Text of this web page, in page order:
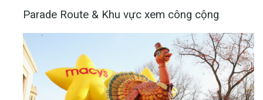
Parade Route & Khu vực xem công cộng